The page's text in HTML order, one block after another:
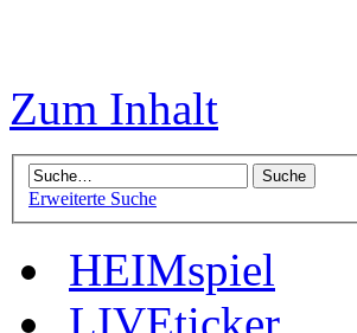
Zum Inhalt
Erweiterte Suche
HEIMspiel
LIVEticker